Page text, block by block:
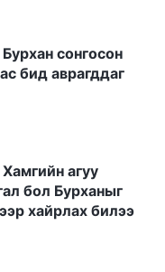
сонгосон
бид аврагддаг
агуу
бол Бурханыг
хайрлах билээ